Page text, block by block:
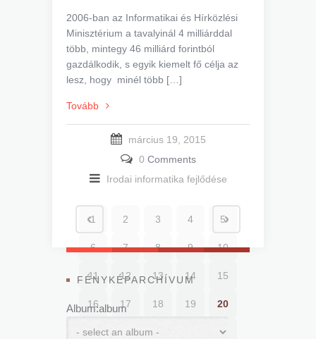
2006-ban az Informatikai és Hírközlési
Minisztérium a tavalyinál 4 milliárddal
több, mintegy 46 milliárd forintból
gazdálkodik, s egyik kiemelt fő célja az
lesz, hogy minél több […]
Tovább
március 19, 2015
0 Comments
Irodai informatika fejlődése
1 2 3 4 5
6 7 8 9 10
11 12 13 14 15
16 17 18 19 20
21 22 23 25
FÉNYKÉPARCHÍVUM
Album:album